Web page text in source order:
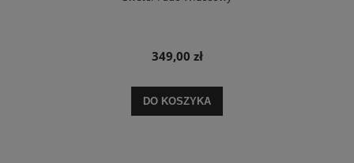
349,00 zł
DO KOSZYKA